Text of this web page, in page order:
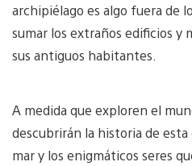
archipiélago es algo fuera de
sumar los extraños edificios y
sus antiguos habitantes.
A medida que exploren el
descubrirán la historia de
mar y los enigmáticos seres